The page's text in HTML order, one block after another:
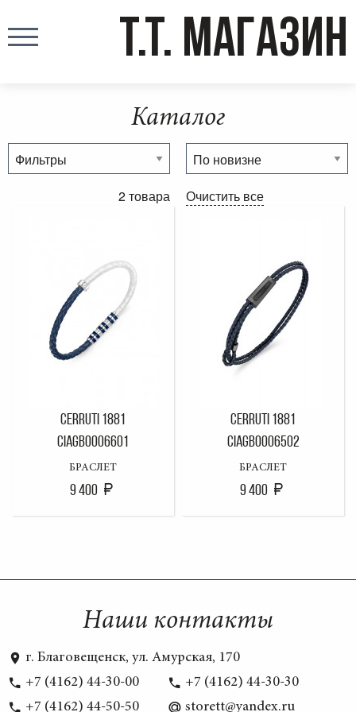
T.T. МАГАЗИН
Каталог
2 товара Очистить все
CERRUTI 1881
CIAGB0006601
БРАСЛЕТ
9 400
CERRUTI 1881
CIAGB0006502
БРАСЛЕТ
9 400
Наши контакты
г. Благовещенск, ул. Амурская, 170
+7 (4162) 44-30-00
+7 (4162) 44-30-30
+7 (4162) 44-50-50
storett@yandex.ru